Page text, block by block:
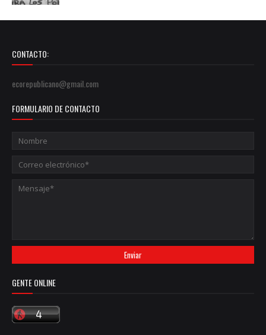
CONTACTO:
ecorepublicano@gmail.com
FORMULARIO DE CONTACTO
GENTE ONLINE